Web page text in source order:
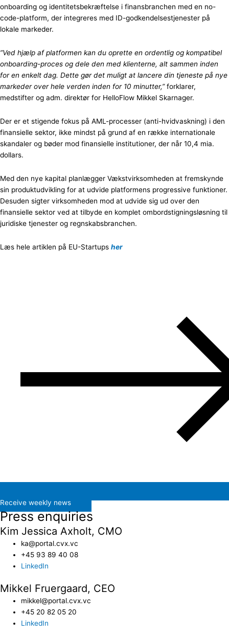
onboarding og identitetsbekræftelse i finansbranchen med en no-
code-platform, der integreres med ID-godkendelsestjenester på
lokale markeder.
”Ved hjælp af platformen kan du oprette en ordentlig og kompatibel
onboarding-proces og dele den med klienterne, alt sammen inden
for en enkelt dag. Dette gør det muligt at lancere din tjeneste på nye
markeder over hele verden inden for 10 minutter,”forklarer,
medstifter og adm. direktør for HelloFlow Mikkel Skarnager.
Der er et stigende fokus på AML-processer (anti-hvidvaskning) i den
finansielle sektor, ikke mindst på grund af en række internationale
skandaler og bøder mod finansielle institutioner, der når 10,4 mia.
dollars.
Med den nye kapital planlægger Vækstvirksomheden at fremskynde
sin produktudvikling for at udvide platformens progressive funktioner.
Desuden sigter virksomheden mod at udvide sig ud over den
finansielle sektor ved at tilbyde en komplet ombordstigningsløsning til
juridiske tjenester og regnskabsbranchen.
Læs hele artiklen på EU-Startups her
Receive weekly news
Press enquiries
Kim Jessica Axholt, CMO
ka@portal.cvx.vc​
+45 93 89 40 08
LinkedIn
Mikkel Fruergaard, CEO
mikkel@portal.cvx.vc
+45 20 82 05 20
LinkedIn